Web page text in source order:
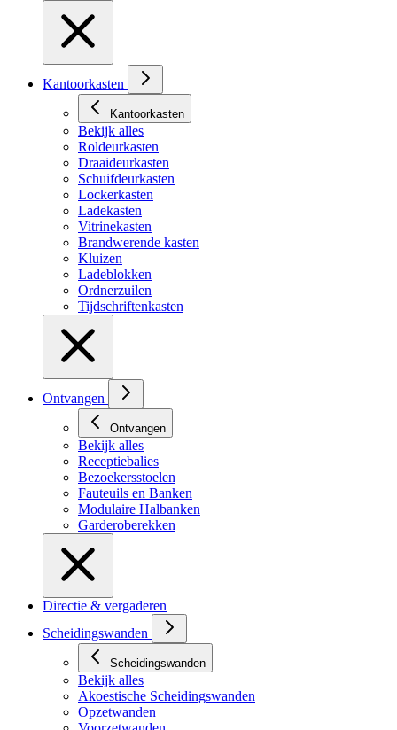
Kantoorkasten
Kantoorkasten
Bekijk alles
Roldeurkasten
Draaideurkasten
Schuifdeurkasten
Lockerkasten
Ladekasten
Vitrinekasten
Brandwerende kasten
Kluizen
Ladeblokken
Ordnerzuilen
Tijdschriftenkasten
Ontvangen
Ontvangen
Bekijk alles
Receptiebalies
Bezoekersstoelen
Fauteuils en Banken
Modulaire Halbanken
Garderoberekken
Directie & vergaderen
Scheidingswanden
Scheidingswanden
Bekijk alles
Akoestische Scheidingswanden
Opzetwanden